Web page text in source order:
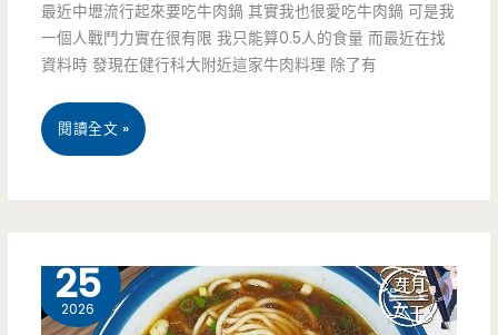
成
店
面，
蜜
鳳
最近中壢流行起來要吃牛肉鍋 其實我也很愛吃牛肉鍋 可是我
一個人戰鬥力實在很有限 我只能算0.5人的食量 而最近在找
資料時 發現在健行科大附近這家牛肉料理 除了有
桃
美
閱讀全文 »
25
2026